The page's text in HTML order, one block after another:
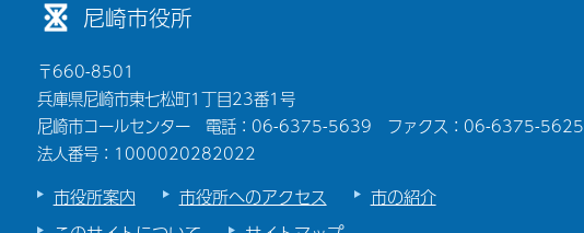
尼崎市役所
〒660-8501
兵庫県尼崎市東七松町1丁目23番1号
尼崎市コールセンター 電話：06-6375-5639 ファクス：06-6375-5625
法人番号：1000020282022
市役所案内 市役所へのアクセス
市の紹介